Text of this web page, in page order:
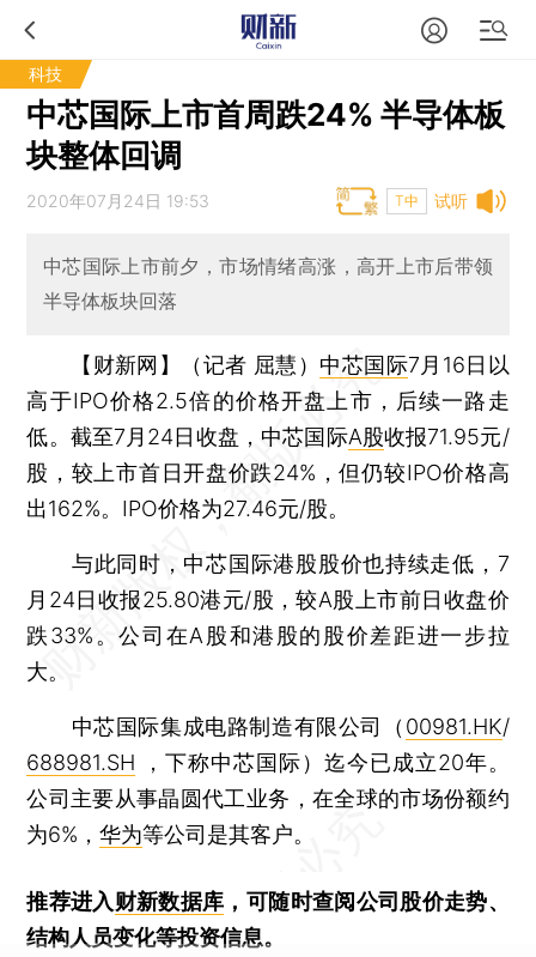
科技
中芯国际上市首周跌24% 半导体板
块整体回调
试听
2020年07月24日 19:53 T中
中芯国际上市前夕，市场情绪高涨，高开上市后带领
半导体板块回落
【财新网】（记者 屈慧） 中芯国际7月16日以
高于IPO价格2.5倍的价格开盘上市，后续一路走
低。截至7月24日收盘，中芯国际A股收报71.95元/
股，较上市首日开盘价跌24%，但仍较IPO价格高
出162%。IPO价格为27.46元/股。
与此同时，中芯国际港股股价也持续走低，7
月24日收报25.80港元/股，较A股上市前日收盘价
跌33%。公司在A股和港股的股价差距进一步拉
大。
中芯国际集成电路制造有限公司（ 00981.HK/
688981.SH ，下称中芯国际）迄今已成立20年。
公司主要从事晶圆代工业务，在全球的市场份额约
为6%，华为等公司是其客户。
推荐进入财新数据库 ，可随时查阅公司股价走势、
结构人员变化等投资信息。